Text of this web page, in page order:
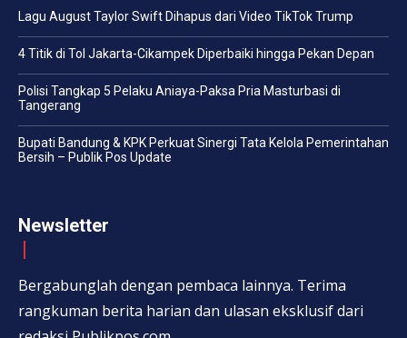
Lagu August Taylor Swift Dihapus dari Video TikTok Trump
4 Titik di Tol Jakarta-Cikampek Diperbaiki hingga Pekan Depan
Polisi Tangkap 5 Pelaku Aniaya-Paksa Pria Masturbasi di
Tangerang
Bupati Bandung & KPK Perkuat Sinergi Tata Kelola Pemerintahan
Bersih – Publik Pos Update
Newsletter
Bergabunglah dengan pembaca lainnya. Terima
rangkuman berita harian dan ulasan eksklusif dari